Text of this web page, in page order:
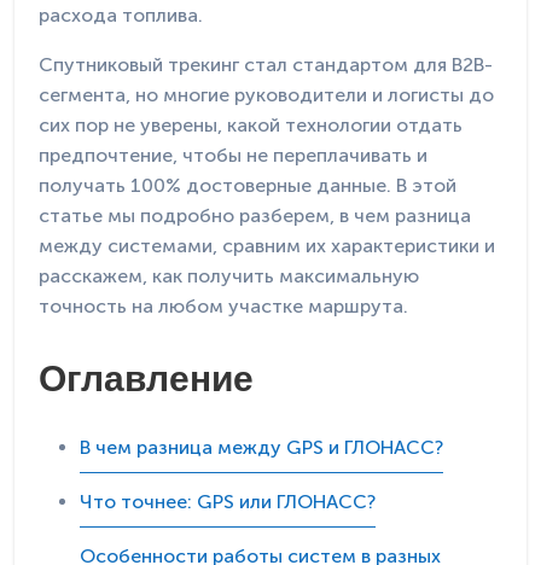
расхода топлива.
Спутниковый трекинг стал стандартом для B2B-
сегмента, но многие руководители и логисты до
сих пор не уверены, какой технологии отдать
предпочтение, чтобы не переплачивать и
получать 100% достоверные данные. В этой
статье мы подробно разберем, в чем разница
между системами, сравним их характеристики и
расскажем, как получить максимальную
точность на любом участке маршрута.
Оглавление
В чем разница между GPS и ГЛОНАСС?
Что точнее: GPS или ГЛОНАСС?
Особенности работы систем в разных